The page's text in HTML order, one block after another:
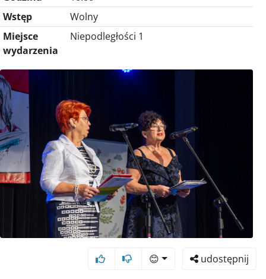
Wstęp
Wolny
Miejsce
wydarzenia
Niepodległości 1
😊 udostępnij